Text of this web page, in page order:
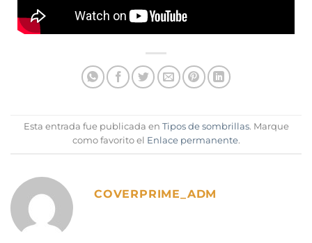
Esta entrada fue publicada en Tipos de sombrillas. Marque
como favorito el Enlace permanente.
COVERPRIME_ADM